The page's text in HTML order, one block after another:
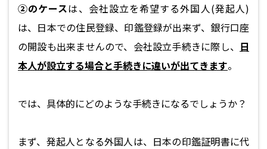
②のケースは、会社設立を希望する外国人(発起人)
は、日本での住民登録、印鑑登録が出来ず、銀行口座
の開設も出来ませんので、会社設立手続きに際し、 日
本人が設立する場合と手続きに違いが出てきます。
では、具体的にどのような手続きになるでしょうか？
まず、発起人となる外国人は、日本の印鑑証明書に代